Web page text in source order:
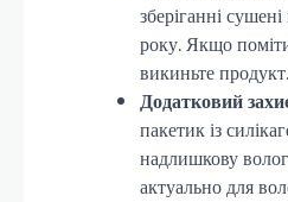
зберіганні
року. Якщо
викиньте продукт.
Додатковий
пакетик із
надлишкову
актуально для